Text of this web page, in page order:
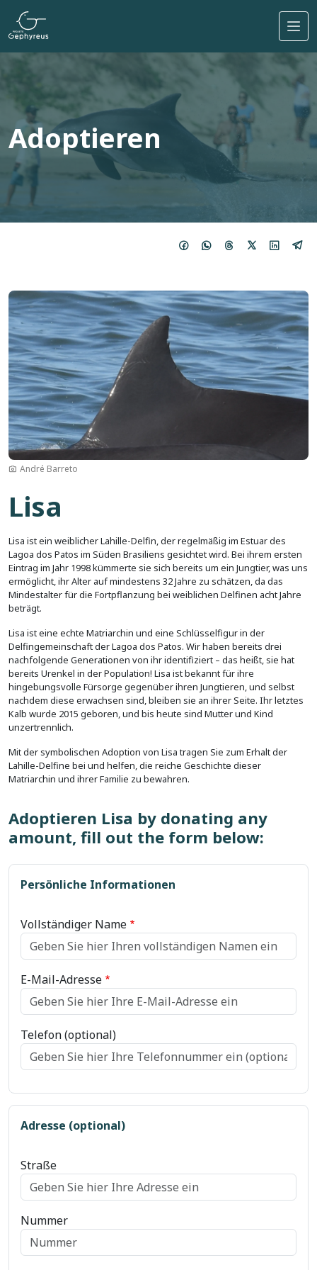
Direkt zum Inhalt
Adoptieren
Bild
André Barreto
Lisa
Lisa ist ein weiblicher Lahille-Delfin, der regelmäßig im Estuar des
Lagoa dos Patos im Süden Brasiliens gesichtet wird. Bei ihrem ersten
Eintrag im Jahr 1998 kümmerte sie sich bereits um ein Jungtier, was uns
ermöglicht, ihr Alter auf mindestens 32 Jahre zu schätzen, da das
Mindestalter für die Fortpflanzung bei weiblichen Delfinen acht Jahre
beträgt.
Lisa ist eine echte Matriarchin und eine Schlüsselfigur in der
Delfingemeinschaft der Lagoa dos Patos. Wir haben bereits drei
nachfolgende Generationen von ihr identifiziert – das heißt, sie hat
bereits Urenkel in der Population! Lisa ist bekannt für ihre
hingebungsvolle Fürsorge gegenüber ihren Jungtieren, und selbst
nachdem diese erwachsen sind, bleiben sie an ihrer Seite. Ihr letztes
Kalb wurde 2015 geboren, und bis heute sind Mutter und Kind
unzertrennlich.
Mit der symbolischen Adoption von Lisa tragen Sie zum Erhalt der
Lahille-Delfine bei und helfen, die reiche Geschichte dieser
Matriarchin und ihrer Familie zu bewahren.
Adoptieren Lisa by donating any
amount, fill out the form below:
Persönliche Informationen
Vollständiger Name
E-Mail-Adresse
Telefon (optional)
Adresse (optional)
Straße
Nummer